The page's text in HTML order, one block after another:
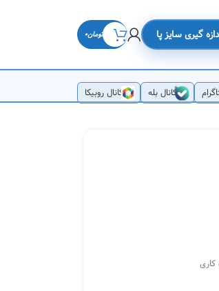
گیری سایز پا تومان0
کانال بله
کانال روبیکا